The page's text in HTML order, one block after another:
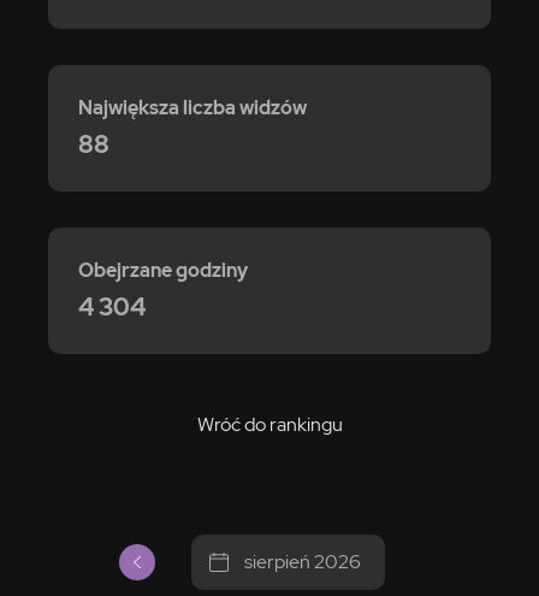
Wróć do rankingu
Największa liczba widzów
88
Obejrzane godziny
4 304
sierpień 2026